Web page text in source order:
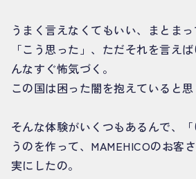
うまく言えなくてもいい、まとまっ
「こう思った」、ただそれを言え
んなすぐ怖気づく。
この国は困った闇を抱えていると思
そんな体験がいくつもあるんで、
うのを作って、MAMEHICOのお客
実にしたの。